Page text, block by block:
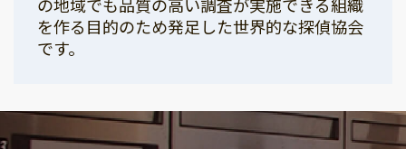
を作る目的のため発足した世界的な探偵協会
です。